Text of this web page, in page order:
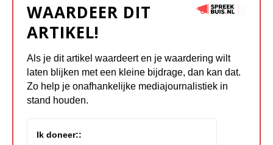
WAARDEER DIT
ARTIKEL!
Als je dit artikel waardeert en je waardering wilt
laten blijken met een kleine bijdrage, dan kan dat.
Zo help je onafhankelijke mediajournalistiek in
stand houden.
Ik doneer::